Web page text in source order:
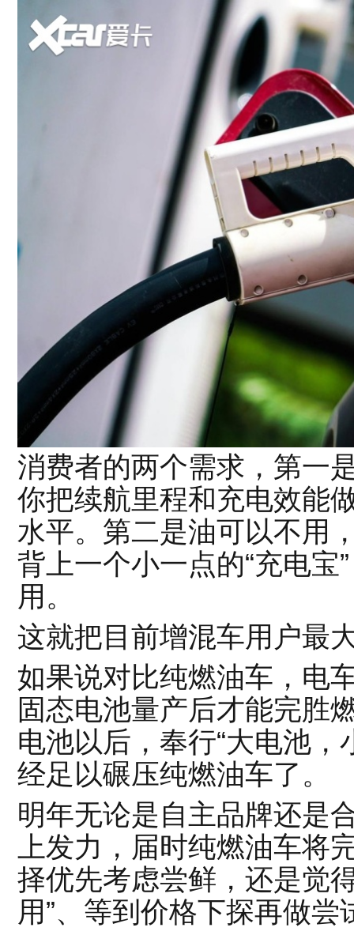
消费者的两个需求，第一
你把续航里程和充电效能
水平。第二是油可以不用
背上一个小一点的“充电宝
用。
这就把目前增混车用户最
如果说对比纯燃油车，电
固态电池量产后才能完胜
电池以后，奉行“大电池
经足以碾压纯燃油车了。
明年无论是自主品牌还是
上发力，届时纯燃油车将
择优先考虑尝鲜，还是觉
用”、等到价格下探再做